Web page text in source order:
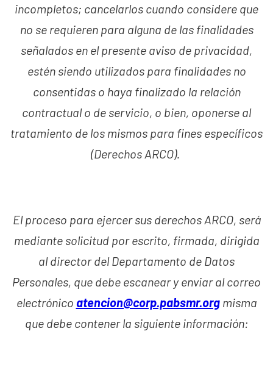
incompletos; cancelarlos cuando considere que
no se requieren para alguna de las finalidades
señalados en el presente aviso de privacidad,
estén siendo utilizados para finalidades no
consentidas o haya finalizado la relación
contractual o de servicio, o bien, oponerse al
tratamiento de los mismos para fines específicos
(Derechos ARCO).
El proceso para ejercer sus derechos ARCO, será
mediante solicitud por escrito, firmada, dirigida
al director del Departamento de Datos
Personales, que debe escanear y enviar al correo
electrónico atencion@corp.pabsmr.orgmisma
que debe contener la siguiente información: